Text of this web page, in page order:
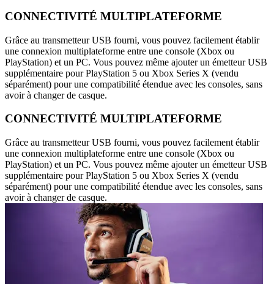
CONNECTIVITÉ MULTIPLATEFORME
Grâce au transmetteur USB fourni, vous pouvez facilement établir
une connexion multiplateforme entre une console (Xbox ou
PlayStation) et un PC. Vous pouvez même ajouter un émetteur USB
supplémentaire pour PlayStation 5 ou Xbox Series X (vendu
séparément) pour une compatibilité étendue avec les consoles, sans
avoir à changer de casque.
CONNECTIVITÉ MULTIPLATEFORME
Grâce au transmetteur USB fourni, vous pouvez facilement établir
une connexion multiplateforme entre une console (Xbox ou
PlayStation) et un PC. Vous pouvez même ajouter un émetteur USB
supplémentaire pour PlayStation 5 ou Xbox Series X (vendu
séparément) pour une compatibilité étendue avec les consoles, sans
avoir à changer de casque.